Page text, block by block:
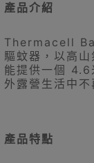
產品介紹
Thermacell
驅蚊器，以高
能提供一個
外露營生活中不
產品特點